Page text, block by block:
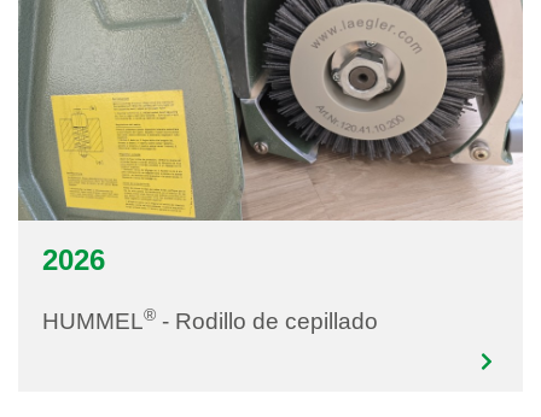
2026
HUMMEL® - Rodillo de cepillado